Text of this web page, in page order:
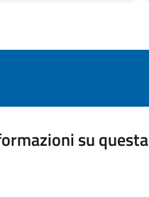
su questa